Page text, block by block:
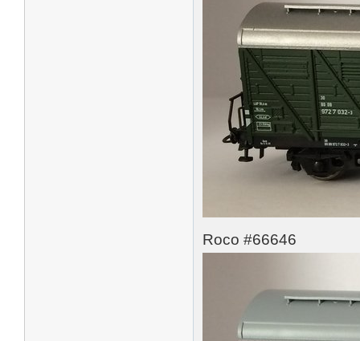
Roco #66646